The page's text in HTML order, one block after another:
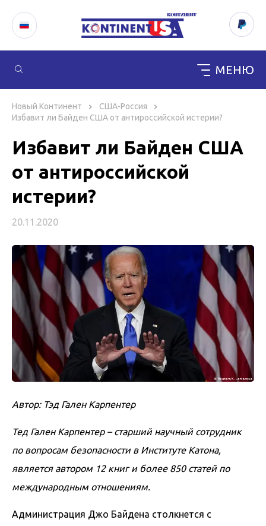
МЕНЮ
содержимому
Новый Континент
США-Россия
Избавит ли Байден США от антироссийской истерии?
Избавит ли Байден США
от антироссийской
истерии?
20.11.2020
Автор: Тэд Гален Карпентер
Тед Гален Карпентер – старший научный сотрудник
по вопросам безопасности в Институте Катона,
является автором 12 книг и более 850 статей по
международным отношениям.
Администрация Джо Байдена столкнется с